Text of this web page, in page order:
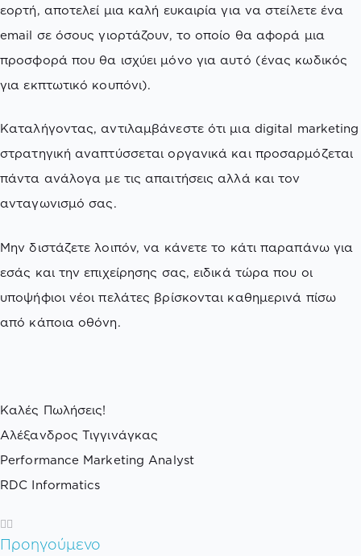
εορτή, αποτελεί μια καλή ευκαιρία για να στείλετε ένα
email σε όσους γιορτάζουν, το οποίο θα αφορά μια
προσφορά που θα ισχύει μόνο για αυτό (ένας κωδικός
για εκπτωτικό κουπόνι).
Καταλήγοντας, αντιλαμβάνεστε ότι μια digital marketing
στρατηγική αναπτύσσεται οργανικά και προσαρμόζεται
πάντα ανάλογα με τις απαιτήσεις αλλά και τον
ανταγωνισμό σας.
Μην διστάζετε λοιπόν, να κάνετε το κάτι παραπάνω για
εσάς και την επιχείρησης σας, ειδικά τώρα που οι
υποψήφιοι νέοι πελάτες βρίσκονται καθημερινά πίσω
από κάποια οθόνη.
Καλές Πωλήσεις!
Αλέξανδρος Τιγγινάγκας
Performance Marketing Analyst
RDC Informatics
Προηγούμενο